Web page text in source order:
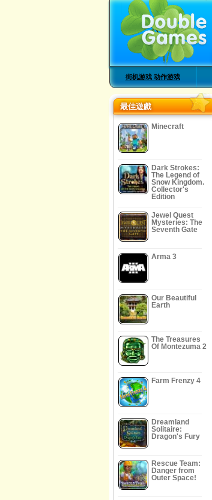
街机游戏 动作游戏
最佳遊戲
Minecraft
Dark Strokes:
The Legend of
Snow Kingdom.
Collector's
Edition
Jewel Quest
Mysteries: The
Seventh Gate
Arma 3
Our Beautiful
Earth
The Treasures
Of Montezuma 2
Farm Frenzy 4
Dreamland
Solitaire:
Dragon's Fury
Rescue Team:
Danger from
Outer Space!